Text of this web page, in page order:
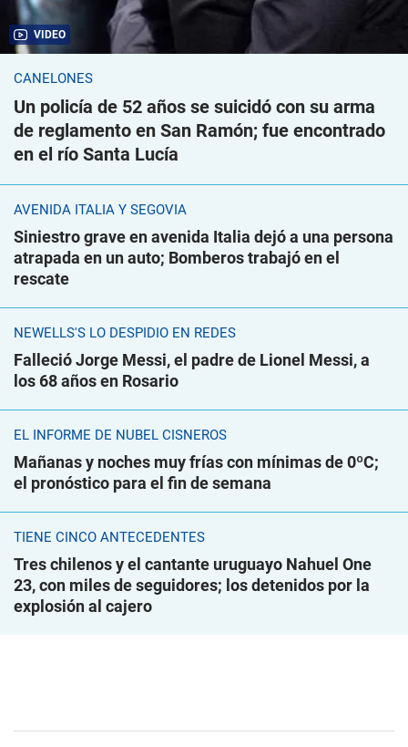
VIDEO
CANELONES
Un policía de 52 años se suicidó con su arma
de reglamento en San Ramón; fue encontrado
en el río Santa Lucía
AVENIDA ITALIA Y SEGOVIA
Siniestro grave en avenida Italia dejó a una persona
atrapada en un auto; Bomberos trabajó en el
rescate
NEWELLS'S LO DESPIDIÓ EN REDES
Falleció Jorge Messi, el padre de Lionel Messi, a
los 68 años en Rosario
EL INFORME DE NUBEL CISNEROS
Mañanas y noches muy frías con mínimas de 0ºC;
el pronóstico para el fin de semana
TIENE CINCO ANTECEDENTES
Tres chilenos y el cantante uruguayo Nahuel One
23, con miles de seguidores; los detenidos por la
explosión al cajero